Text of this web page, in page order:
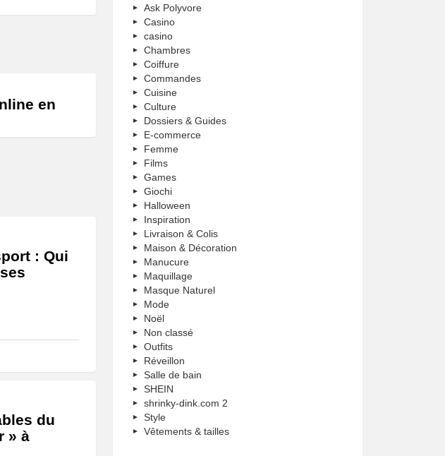
en
: Qui
du
» à
Ask Polyvore
Casino
casino
Chambres
Coiffure
Commandes
Cuisine
Culture
Dossiers & Guides
E-commerce
Femme
Films
Games
Giochi
Halloween
Inspiration
Livraison & Colis
Maison & Décoration
Manucure
Maquillage
Masque Naturel
Mode
Noël
Non classé
Outfits
Réveillon
Salle de bain
SHEIN
shrinky-dink.com 2
Style
Vêtements & tailles